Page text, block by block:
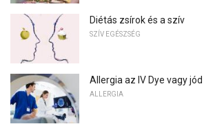
Diétás zsírok és a szív
SZÍV EGÉSZSÉG
Allergia az IV Dye vagy
ALLERGIA